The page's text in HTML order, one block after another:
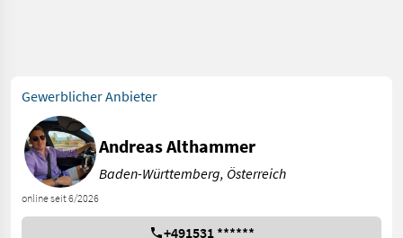
Gewerblicher Anbieter
online seit 6/2026
Andreas Althammer
Baden-Württemberg, Österreich
+491531 ******